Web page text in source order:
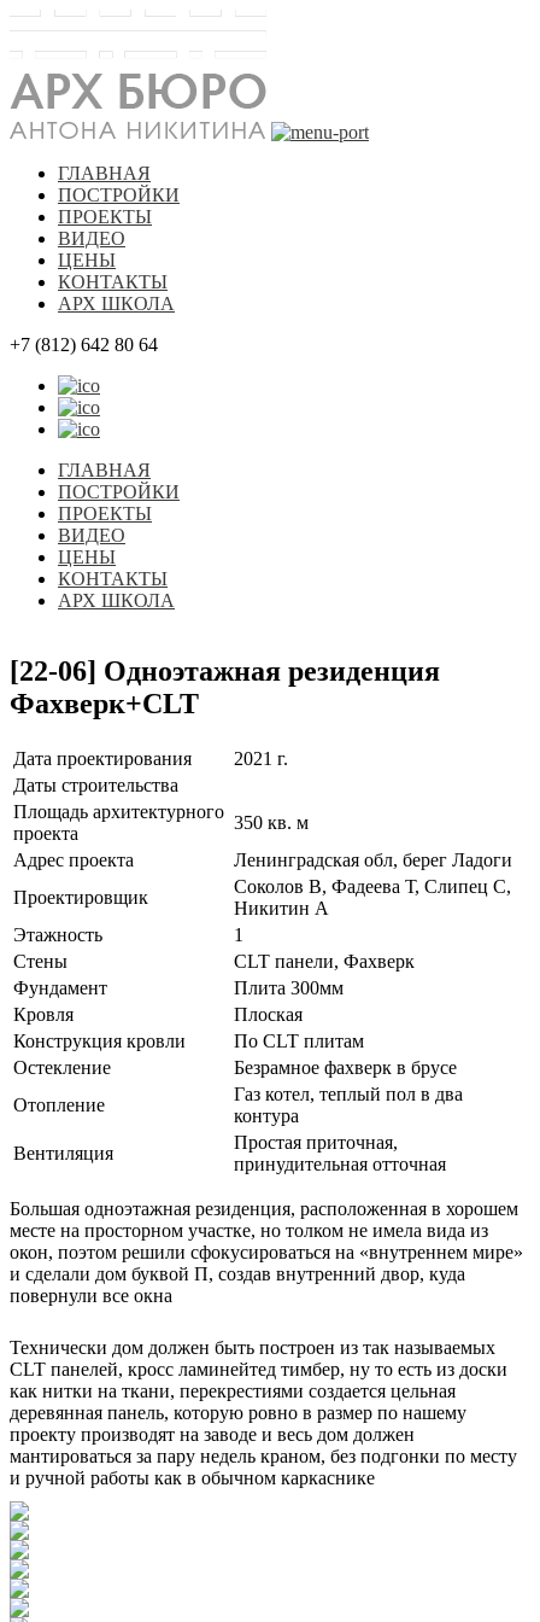
ГЛАВНАЯ
ПОСТРОЙКИ
ПРОЕКТЫ
ВИДЕО
ЦЕНЫ
КОНТАКТЫ
АРХ ШКОЛА
+7 (812) 642 80 64
ГЛАВНАЯ
ПОСТРОЙКИ
ПРОЕКТЫ
ВИДЕО
ЦЕНЫ
КОНТАКТЫ
АРХ ШКОЛА
[22-06] Одноэтажная резиденция
Фахверк+CLT
Дата проектирования
2021 г.
Даты строительства
Площадь архитектурного
проекта
350 кв. м
Адрес проекта
Ленинградская обл, берег Ладоги
Проектировщик
Соколов В, Фадеева Т, Слипец С,
Никитин А
Этажность
1
Стены
CLT панели, Фахверк
Фундамент
Плита 300мм
Кровля
Плоская
Конструкция кровли
По CLT плитам
Остекление
Безрамное фахверк в брусе
Отопление
Газ котел, теплый пол в два
контура
Вентиляция
Простая приточная,
принудительная отточная
Большая одноэтажная резиденция, расположенная в хорошем
месте на просторном участке, но толком не имела вида из
окон, поэтом решили сфокусироваться на «внутреннем мире»
и сделали дом буквой П, создав внутренний двор, куда
повернули все окна
Технически дом должен быть построен из так называемых
CLT панелей, кросс ламинейтед тимбер, ну то есть из доски
как нитки на ткани, перекрестиями создается цельная
деревянная панель, которую ровно в размер по нашему
проекту производят на заводе и весь дом должен
мантироваться за пару недель краном, без подгонки по месту
и ручной работы как в обычном каркаснике